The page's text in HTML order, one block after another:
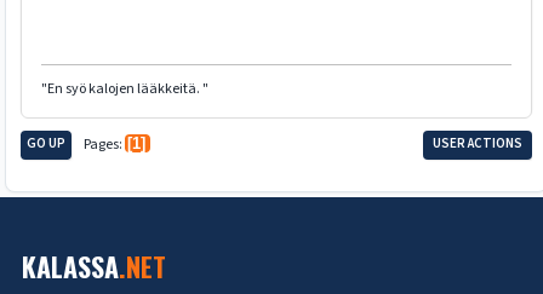
"En syö kalojen lääkkeitä. "
GO UP Pages 1 USER ACTIONS
KALASSA.NET